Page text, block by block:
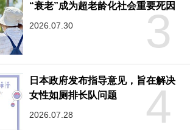
3
“衰老”成为超老龄化社会重要死因
2026.07.30
4
日本政府发布指导意见，旨在解决
女性如厕排长队问题
2026.07.28